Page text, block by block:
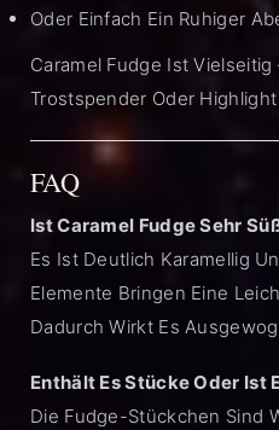
Oder Einfach Ein Ruhiger
Caramel Fudge Ist
Trostspender Oder
FAQ
Ist Caramel Fudge Sehr
Es Ist Deutlich Karamellig
Elemente Bringen Eine
Dadurch Wirkt Es
Enthält Es Stücke Oder Ist
Die Fudge-Stückchen Sind